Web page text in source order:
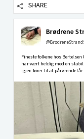
SHARE
Brødrene
Fineste folkene hos
har vært heldig med en stabil
igjen fører til at pårørende